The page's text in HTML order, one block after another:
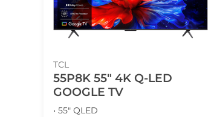
TCL
55P8K 55" 4K Q-LED
GOOGLE TV
• 55" QLED